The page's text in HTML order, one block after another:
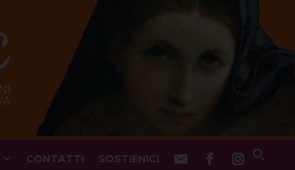
CONTATTI SOSTIENICI